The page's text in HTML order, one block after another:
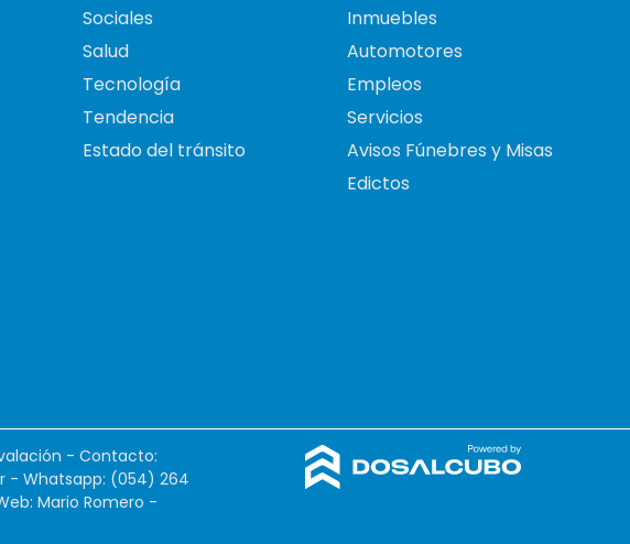
Sociales
Salud
Tecnología
Tendencia
Estado del tránsito
Inmuebles
Automotores
Empleos
Servicios
Avisos Fúnebres y Misas
Edictos
- Contacto:
- Whatsapp: (054) 264
Mario Romero -